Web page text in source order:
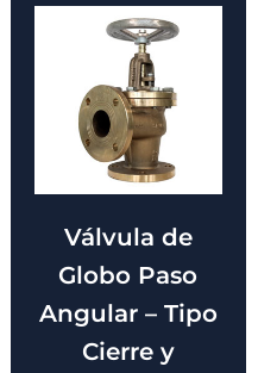
Válvula de
Globo Paso
Angular – Tipo
Cierre y